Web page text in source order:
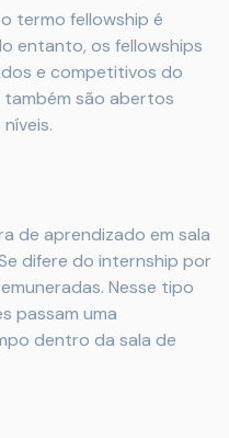
termo fellowship é
entanto, os fellowships
e competitivos do
também são abertos
de aprendizado em sala
difere do internship por
Nesse tipo
passam uma
dentro da sala de